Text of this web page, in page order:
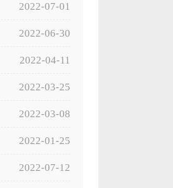
2022-07-01
2022-06-30
2022-04-11
2022-03-25
2022-03-08
2022-01-25
2022-07-12